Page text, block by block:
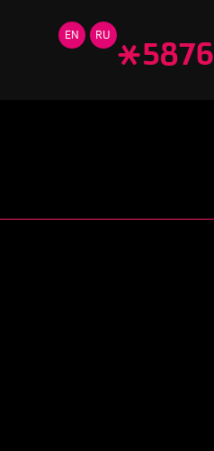
5876
*
EN RU